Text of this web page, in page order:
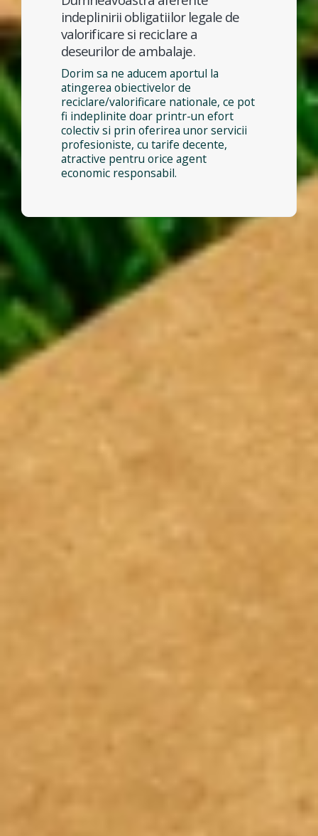
indeplinirii obligatiilor legale de
valorificare si reciclare a
deseurilor de ambalaje.
Dorim sa ne aducem aportul la
atingerea obiectivelor de
reciclare/valorificare nationale, ce pot
fi indeplinite doar printr-un efort
colectiv si prin oferirea unor servicii
profesioniste, cu tarife decente,
atractive pentru orice agent
economic responsabil.